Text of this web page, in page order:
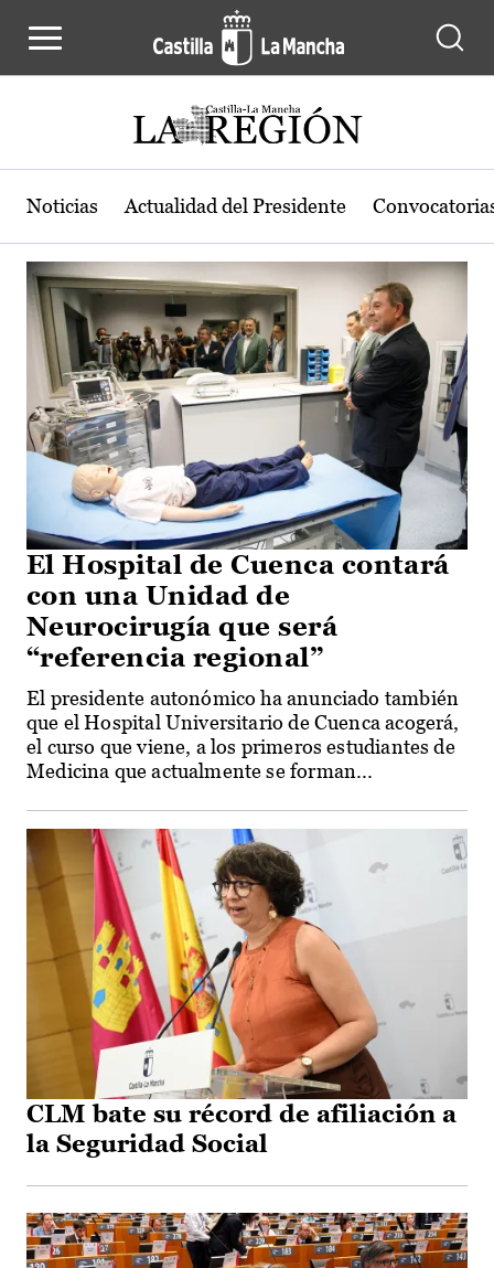
Actualidad de la región de Castilla-
Noticias Actualidad del Presidente
El Hospital de Cuenca contará
con una Unidad de
Neurocirugía que será
“referencia regional”
El presidente autonómico ha anunciado también
que el Hospital Universitario de Cuenca acogerá,
el curso que viene, a los primeros estudiantes de
Medicina que actualmente se forman...
CLM bate su récord de afiliación a
la Seguridad Social